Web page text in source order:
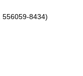
556059­-8434)